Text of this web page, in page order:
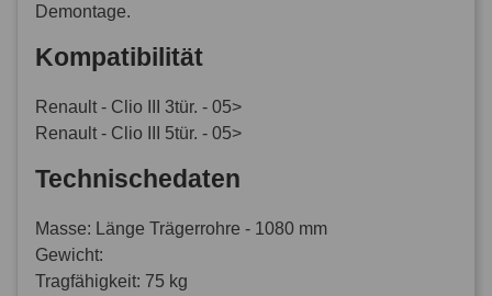
Demontage.
Kompatibilität
Renault - Clio III 3tür. - 05>
Renault - Clio III 5tür. - 05>
Technischedaten
Masse: Länge Trägerrohre - 1080 mm
Gewicht:
Tragfähigkeit: 75 kg